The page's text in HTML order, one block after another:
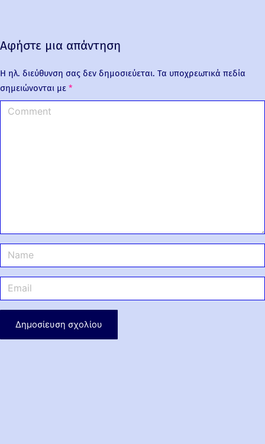
Αφήστε μια απάντηση
Η ηλ. διεύθυνση σας δεν δημοσιεύεται. Τα υποχρεωτικά πεδία
σημειώνονται με *